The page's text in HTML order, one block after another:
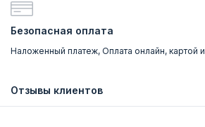
Безопасная оплата
Наложенный платеж, Оплата онлайн, картой и
Отзывы клиентов